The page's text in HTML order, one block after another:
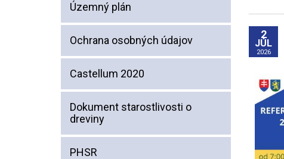
Územný plán
Ochrana osobných údajov
Castellum 2020
Dokument starostlivosti o
dreviny
PHSR
2
JÚL
2026